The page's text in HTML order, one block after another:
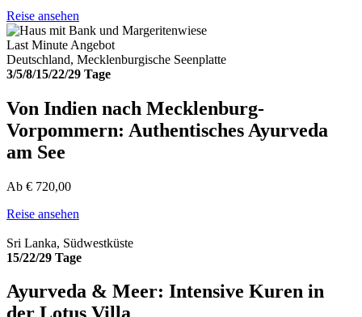
Reise ansehen
Last Minute Angebot
Deutschland, Mecklenburgische Seenplatte
3/5/8/15/22/29 Tage
Von Indien nach Mecklenburg-
Vorpommern: Authentisches Ayurveda
am See
Ab € 720,00
Reise ansehen
Sri Lanka, Südwestküste
15/22/29 Tage
Ayurveda & Meer: Intensive Kuren in